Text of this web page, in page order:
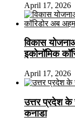
April 17, 2026
विकास
इकोनॉमिक
April 17, 2026
उत्तर प्रदेश के
कनाडा